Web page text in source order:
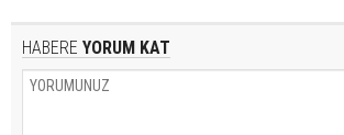
HABERE YORUM KAT